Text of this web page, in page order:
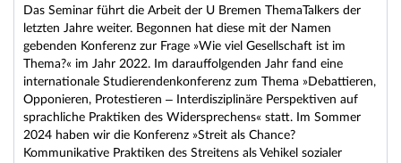
Das Seminar führt die Arbeit der U Bremen ThemaTalkers der
letzten Jahre weiter. Begonnen hat diese mit der Namen
gebenden Konferenz zur Frage »Wie viel Gesellschaft ist im
Thema?« im Jahr 2022. Im darauffolgenden Jahr fand eine
internationale Studierendenkonferenz zum Thema »Debattieren,
Opponieren, Protestieren – Interdisziplinäre Perspektiven auf
sprachliche Praktiken des Widersprechens« statt. Im Sommer
2024 haben wir die Konferenz »Streit als Chance?
Kommunikative Praktiken des Streitens als Vehikel sozialer